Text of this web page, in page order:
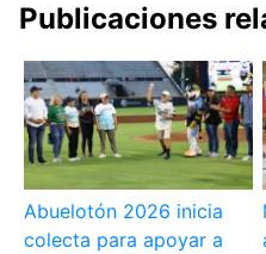
Publicaciones
Abuelotón 2026 inicia
colecta para apoyar a